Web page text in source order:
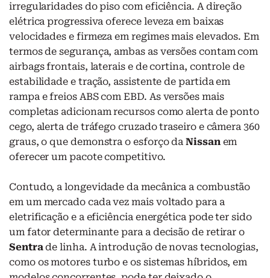
irregularidades do piso com eficiência. A direção
elétrica progressiva oferece leveza em baixas
velocidades e firmeza em regimes mais elevados. Em
termos de segurança, ambas as versões contam com
airbags frontais, laterais e de cortina, controle de
estabilidade e tração, assistente de partida em
rampa e freios ABS com EBD. As versões mais
completas adicionam recursos como alerta de ponto
cego, alerta de tráfego cruzado traseiro e câmera 360
graus, o que demonstra o esforço daNissanem
oferecer um pacote competitivo.
Contudo, a longevidade da mecânica a combustão
em um mercado cada vez mais voltado para a
eletrificação e a eficiência energética pode ter sido
um fator determinante para a decisão de retirar o
Sentrade linha. A introdução de novas tecnologias,
como os motores turbo e os sistemas híbridos, em